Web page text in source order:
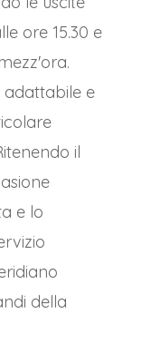
ore 15.30 e
adattabile e
il
e lo
della